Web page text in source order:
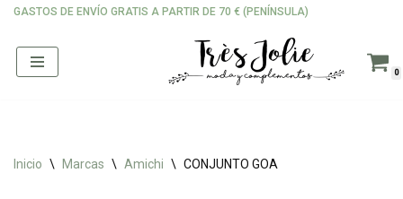
Saltar
GASTOS DE ENVÍO GRATIS A PARTIR DE 70 € (PENÍNSULA)
0
Inicio \ Marcas \ Amichi \ CONJUNTO GOA